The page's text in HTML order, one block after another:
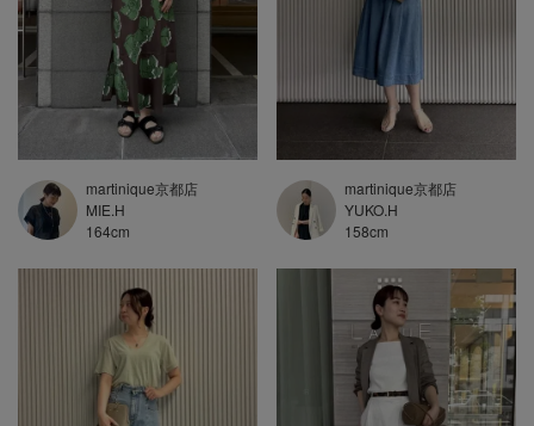
MIE.H
martinique京都店
164cm
YUKO.H
martinique京都店
158cm